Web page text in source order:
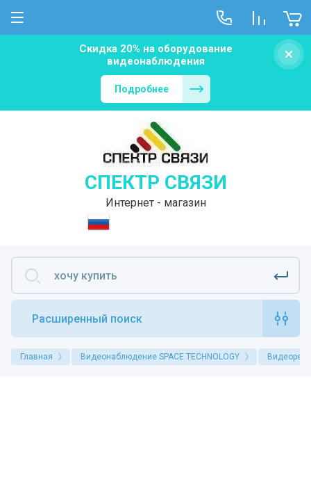
Скидка 20% на оборудование
видеонаблюдения
Подробнее
СПЕКТР СВЯЗИ
Интернет - магазин
Расширенный поиск
Главная Видеонаблюдение SPACE TECHNOLOGY